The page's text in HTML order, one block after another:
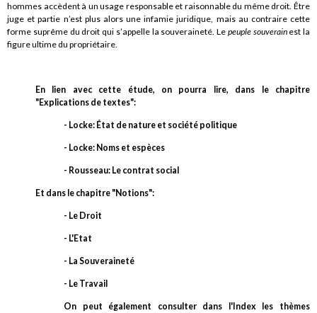
hommes accèdent à un usage responsable et raisonnable du même droit. Être
juge et partie n’est plus alors une infamie juridique, mais au contraire cette
forme suprême du droit qui s’appelle la souveraineté. Le peuple souverainest la
figure ultime du propriétaire.
En lien avec cette étude, on pourra lire, dans le chapitre
"Explications de textes":
- Locke: État de nature et société politique
- Locke: Noms et espèces
- Rousseau: Le contrat social
Et dans le chapitre "Notions":
- Le Droit
- L'Etat
- La Souveraineté
- Le Travail
On peut également consulter dans l'Index les thèmes